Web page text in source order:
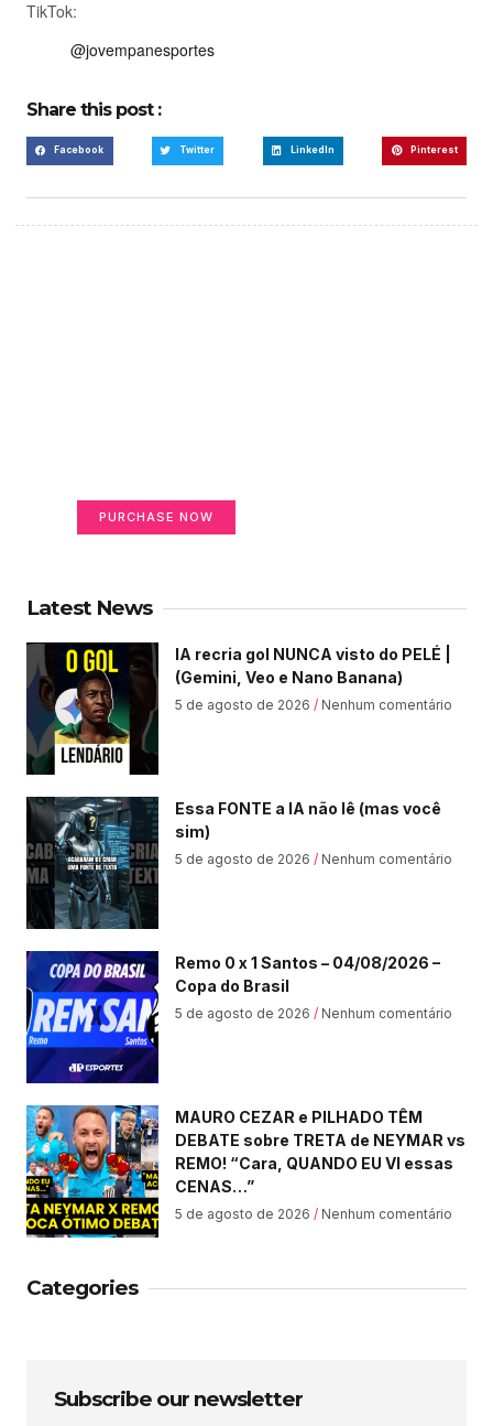
TikTok:
@jovempanesportes
Share this post :
Facebook Twitter LinkedIn Pinterest
PURCHASE NOW
Latest News
IA recria gol NUNCA visto do PELÉ |
(Gemini, Veo e Nano Banana)
5 de agosto de 2026 Nenhum comentário
Essa FONTE a IA não lê (mas você
sim)
5 de agosto de 2026 Nenhum comentário
Remo 0 x 1 Santos – 04/08/2026 –
Copa do Brasil
5 de agosto de 2026 Nenhum comentário
MAURO CEZAR e PILHADO TÊM
DEBATE sobre TRETA de NEYMAR vs
REMO! “Cara, QUANDO EU VI essas
CENAS…”
5 de agosto de 2026 Nenhum comentário
Categories
Subscribe our newsletter